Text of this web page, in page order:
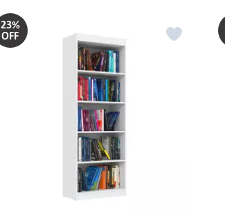
Complementos
Cama Auxiliar
Complementos
23%
OFF